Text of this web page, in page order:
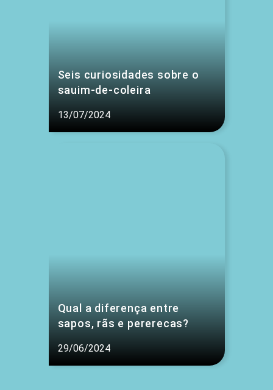
Seis curiosidades sobre o
sauim-de-coleira
13/07/2024
Qual a diferença entre
sapos, rãs e pererecas?
29/06/2024